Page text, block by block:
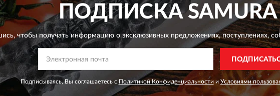
ПОДПИСКАSAMURA
чтобы получать информацию о эксклюзивных предложениях,поступлениях,
Подписываясь, Вы соглашаетесь с Политикой Конфиденциальности и Условиями